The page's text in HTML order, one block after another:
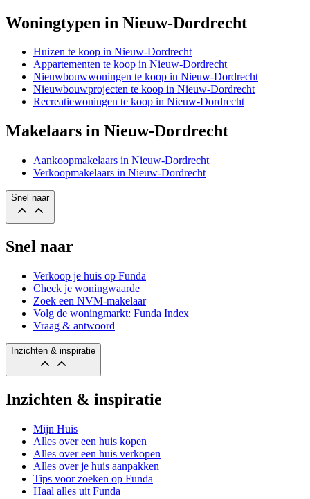
Woningtypen in Nieuw-Dordrecht
Huizen te koop in Nieuw-Dordrecht
Appartementen te koop in Nieuw-Dordrecht
Nieuwbouwwoningen te koop in Nieuw-Dordrecht
Nieuwbouwprojecten te koop in Nieuw-Dordrecht
Recreatiewoningen te koop in Nieuw-Dordrecht
Makelaars in Nieuw-Dordrecht
Aankoopmakelaars in Nieuw-Dordrecht
Verkoopmakelaars in Nieuw-Dordrecht
Snel naar
Snel naar
Verkoop je huis op Funda
Check je woningwaarde
Zoek een NVM-makelaar
Volg de woningmarkt: Funda Index
Vraag & antwoord
Inzichten & inspiratie
Inzichten & inspiratie
Mijn Huis
Alles over een huis kopen
Alles over een huis verkopen
Alles over je huis aanpakken
Tips voor zoeken op Funda
Haal alles uit Funda